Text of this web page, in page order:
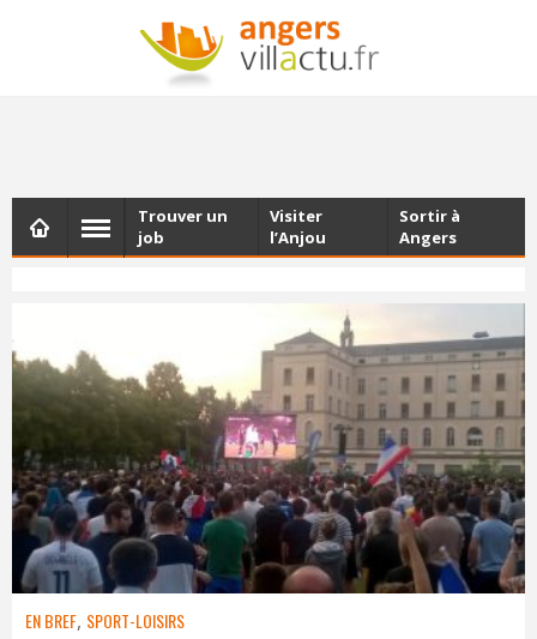
NEWSLETTER
Les dernières actualités d'Angers, chaque vendredi dans
Trouver un
job
Visiter
l’Anjou
Sortir à
Angers
EN BREF, SPORT-LOISIRS